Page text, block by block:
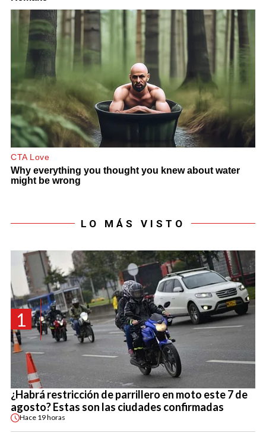
LO MÁS VISTO
1
¿Habrá restricción de parrillero en moto este 7 de
agosto? Estas son las ciudades confirmadas
Hace 19 horas